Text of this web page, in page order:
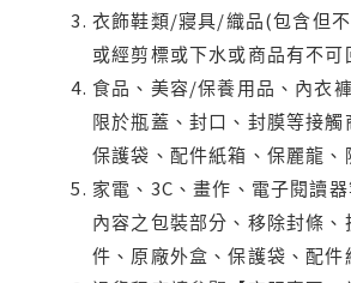
衣飾鞋類/寢具/織品(包含但
或經剪標或下水或商品有不可
食品、美容/保養用品、內衣
限於瓶蓋、封口、封膜等接
保護袋、配件紙箱、保麗龍、
家電、3C、畫作、電子閱讀
內容之包裝部分、移除封條
件、原廠外盒、保護袋、配